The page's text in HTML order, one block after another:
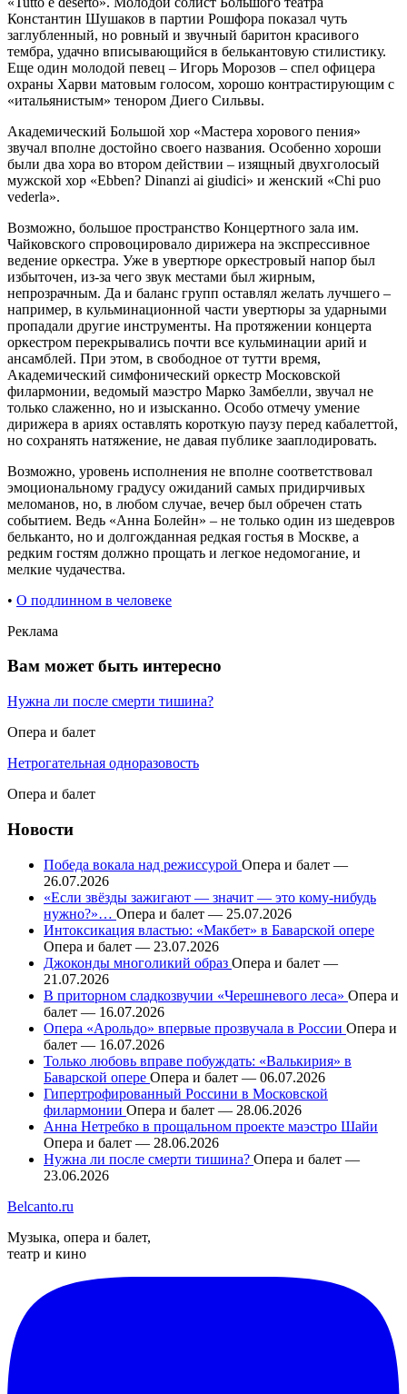
Константин Шушаков в партии Рошфора показал чуть
заглубленный, но ровный и звучный баритон красивого
тембра, удачно вписывающийся в белькантовую стилистику.
Еще один молодой певец – Игорь Морозов – спел офицера
охраны Харви матовым голосом, хорошо контрастирующим с
«итальянистым» тенором Диего Сильвы.
Академический Большой хор «Мастера хорового пения»
звучал вполне достойно своего названия. Особенно хороши
были два хора во втором действии – изящный двухголосый
мужской хор «Ebben? Dinanzi ai giudici» и женский «Chi puo
vederla».
Возможно, большое пространство Концертного зала им.
Чайковского спровоцировало дирижера на экспрессивное
ведение оркестра. Уже в увертюре оркестровый напор был
избыточен, из-за чего звук местами был жирным,
непрозрачным. Да и баланс групп оставлял желать лучшего –
например, в кульминационной части увертюры за ударными
пропадали другие инструменты. На протяжении концерта
оркестром перекрывались почти все кульминации арий и
ансамблей. При этом, в свободное от тутти время,
Академический симфонический оркестр Московской
филармонии, ведомый маэстро Марко Замбелли, звучал не
только слаженно, но и изысканно. Особо отмечу умение
дирижера в ариях оставлять короткую паузу перед кабалеттой,
но сохранять натяжение, не давая публике зааплодировать.
Возможно, уровень исполнения не вполне соответствовал
эмоциональному градусу ожиданий самых придирчивых
меломанов, но, в любом случае, вечер был обречен стать
событием. Ведь «Анна Болейн» – не только один из шедевров
бельканто, но и долгожданная редкая гостья в Москве, а
редким гостям должно прощать и легкое недомогание, и
мелкие чудачества.
• О подлинном в человеке
Реклама
Вам может быть интересно
Нужна ли после смерти тишина?
Опера и балет
Нетрогательная одноразовость
Опера и балет
Новости
Победа вокала над режиссурой Опера и балет —
26.07.2026
«Если звёзды зажигают — значит — это кому-нибудь
нужно?»… Опера и балет — 25.07.2026
Интоксикация властью: «Макбет» в Баварской опере
Опера и балет — 23.07.2026
Джоконды многоликий образ Опера и балет —
21.07.2026
В приторном сладкозвучии «Черешневого леса» Опера и
балет — 16.07.2026
Опера «Арольдо» впервые прозвучала в России Опера и
балет — 16.07.2026
Только любовь вправе побуждать: «Валькирия» в
Баварской опере Опера и балет — 06.07.2026
Гипертрофированный Россини в Московской
филармонии Опера и балет — 28.06.2026
Анна Нетребко в прощальном проекте маэстро Шайи
Опера и балет — 28.06.2026
Нужна ли после смерти тишина? Опера и балет —
23.06.2026
Belcanto.ru
Музыка, опера и балет,
театр и кино